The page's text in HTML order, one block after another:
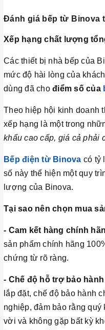
Đánh giá bếp từ Binova
Xếp hạng chất lượng
Các thiết bị nhà bếp của
mức độ hài lòng của
dùng đã cho điểm số của
Theo hiệp hội kinh doanh
xếp hạng là một trong
khẩu cao cấp, giá cả phải
Bếp điện từ Binova có tỷ
số này thể hiện một quy
lượng của Binova.
Tại sao nên chọn mua
- Cam kết hàng chính
sản phẩm chính hãng
chứng từ rõ ràng.
- Chế độ hỗ trợ bảo
lắp đặt, chế độ bảo hành
nghiệp, đảm bảo rằng
vời và không gặp bất kỳ